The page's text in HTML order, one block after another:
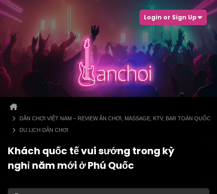
Login or Sign Up
DÂN CHƠI VIỆT NAM – REVIEW ĂN CHƠI, MASSAGE, KTV, BAR TOÀN QUỐC
DU LỊCH DÂN CHƠI
Khách quốc tế vui sướng trong kỳ
nghỉ năm mới ở Phú Quốc